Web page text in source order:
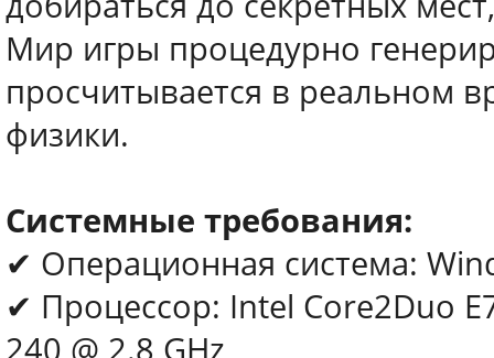
Мир игры процедурно
просчитывается в реальном
физики.
Системные требования:
✔ Операционная система:
✔ Процессор: Intel Core2Duo
240 @ 2.8 GHz